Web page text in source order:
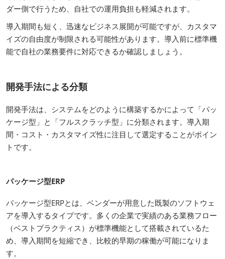
ダー側で行うため、自社での運用負担も軽減されます。
導入期間も短く、迅速なビジネス展開が可能ですが、カスタマ
イズの自由度が制限される可能性があります。導入前に標準機
能で自社の業務要件に対応できるか確認しましょう。
開発手法による分類
開発手法は、システムをどのように構築するかによって「パッ
ケージ型」と「フルスクラッチ型」に分類されます。導入期
間・コスト・カスタマイズ性に注目して選定することがポイン
トです。
パッケージ型ERP
パッケージ型ERPとは、ベンダーが用意した既製のソフトウェ
アを導入するタイプです。多くの企業で実績のある業務フロー
（ベストプラクティス）が標準機能として搭載されているた
め、導入期間を短縮でき、比較的早期の稼働が可能になりま
す。